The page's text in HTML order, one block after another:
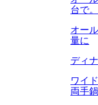
台で
オー
量に
ディ
ワイ
両手